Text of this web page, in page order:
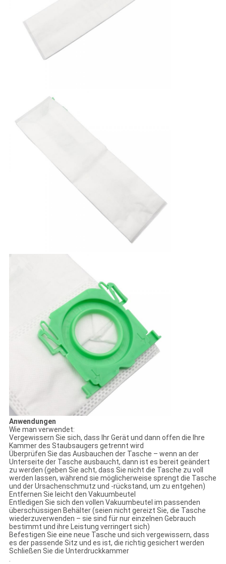
Anwendungen
Wie man verwendet:
Vergewissern Sie sich, dass Ihr Gerät und dann offen die Ihre
Kammer des Staubsaugers getrennt wird
Überprüfen Sie das Ausbauchen der Tasche – wenn an der
Unterseite der Tasche ausbaucht, dann ist es bereit geändert
zu werden (geben Sie acht, dass Sie nicht die Tasche zu voll
werden lassen, während sie möglicherweise sprengt die Tasche
und der Ursachenschmutz und -rückstand, um zu entgehen)
Entfernen Sie leicht den Vakuumbeutel
Entledigen Sie sich den vollen Vakuumbeutel im passenden
überschüssigen Behälter (seien nicht gereizt Sie, die Tasche
wiederzuverwenden – sie sind für nur einzelnen Gebrauch
bestimmt und ihre Leistung verringert sich)
Befestigen Sie eine neue Tasche und sich vergewissern, dass
es der passende Sitz und es ist, die richtig gesichert werden
Schließen Sie die Unterdruckkammer
.